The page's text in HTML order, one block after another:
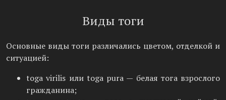
Виды тоги
Основные виды тоги различались цветом, отделкой и
ситуацией:
toga virilis или toga pura — белая тога взрослого
гражданина;